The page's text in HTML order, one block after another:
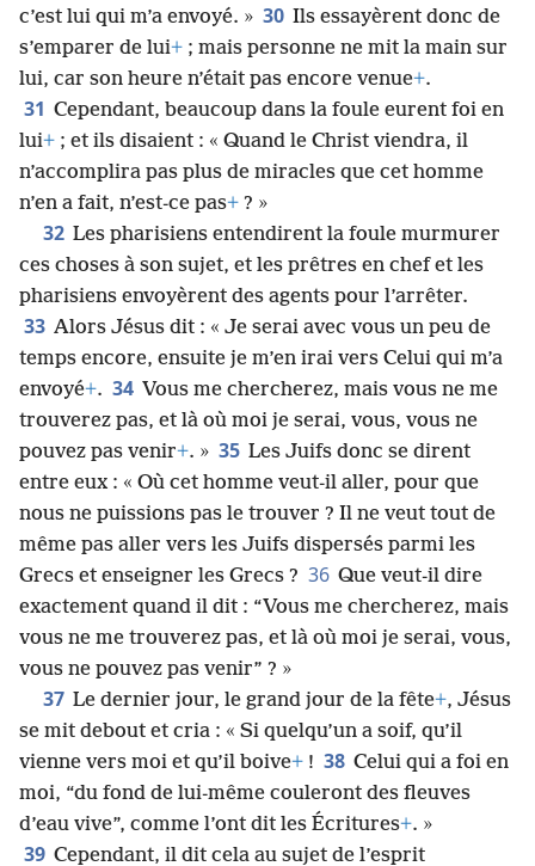
c’est lui qui m’a envoyé. » 30 Ils essayèrent donc de
s’emparer de lui+ ; mais personne ne mit la main sur
lui, car son heure n’était pas encore venue+.
31 Cependant, beaucoup dans la foule eurent foi en
lui+ ; et ils disaient : « Quand le Christ viendra, il
n’accomplira pas plus de miracles que cet homme
n’en a fait, n’est-ce pas+ ? »
32 Les pharisiens entendirent la foule murmurer
ces choses à son sujet, et les prêtres en chef et les
pharisiens envoyèrent des agents pour l’arrêter.
33 Alors Jésus dit : « Je serai avec vous un peu de
temps encore, ensuite je m’en irai vers Celui qui m’a
envoyé+. 34 Vous me chercherez, mais vous ne me
trouverez pas, et là où moi je serai, vous, vous ne
pouvez pas venir+. » 35 Les Juifs donc se dirent
entre eux : « Où cet homme veut-il aller, pour que
nous ne puissions pas le trouver ? Il ne veut tout de
même pas aller vers les Juifs dispersés parmi les
Grecs et enseigner les Grecs ? 36 Que veut-il dire
exactement quand il dit : “Vous me chercherez, mais
vous ne me trouverez pas, et là où moi je serai, vous,
vous ne pouvez pas venir” ? »
37 Le dernier jour, le grand jour de la fête+, Jésus
se mit debout et cria : « Si quelqu’un a soif, qu’il
vienne vers moi et qu’il boive+ ! 38 Celui qui a foi en
moi, “du fond de lui-même couleront des fleuves
d’eau vive”, comme l’ont dit les Écritures+. »
39 Cependant, il dit cela au sujet de l’esprit